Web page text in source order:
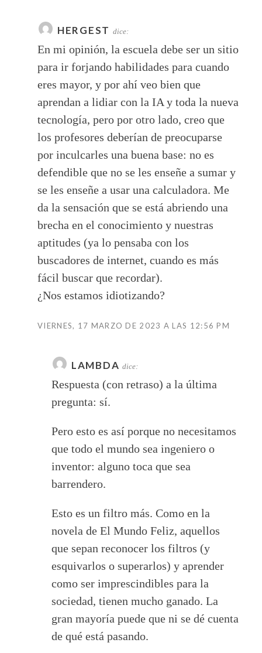
HERGEST dice:
En mi opinión, la escuela debe ser un sitio
para ir forjando habilidades para cuando
eres mayor, y por ahí veo bien que
aprendan a lidiar con la IA y toda la nueva
tecnología, pero por otro lado, creo que
los profesores deberían de preocuparse
por inculcarles una buena base: no es
defendible que no se les enseñe a sumar y
se les enseñe a usar una calculadora. Me
da la sensación que se está abriendo una
brecha en el conocimiento y nuestras
aptitudes (ya lo pensaba con los
buscadores de internet, cuando es más
fácil buscar que recordar).
¿Nos estamos idiotizando?
VIERNES, 17 MARZO DE 2023 A LAS 12:56 PM
LAMBDA dice:
Respuesta (con retraso) a la última
pregunta: sí.
Pero esto es así porque no necesitamos
que todo el mundo sea ingeniero o
inventor: alguno toca que sea
barrendero.
Esto es un filtro más. Como en la
novela de El Mundo Feliz, aquellos
que sepan reconocer los filtros (y
esquivarlos o superarlos) y aprender
como ser imprescindibles para la
sociedad, tienen mucho ganado. La
gran mayoría puede que ni se dé cuenta
de qué está pasando.